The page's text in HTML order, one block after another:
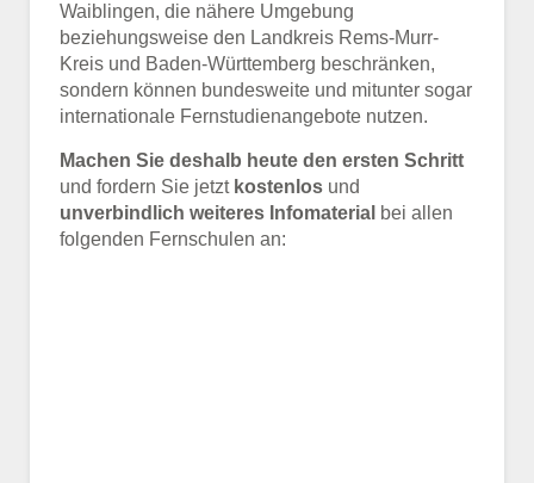
Waiblingen, die nähere Umgebung
beziehungsweise den Landkreis Rems-Murr-
Kreis und Baden-Württemberg beschränken,
sondern können bundesweite und mitunter sogar
internationale Fernstudienangebote nutzen.
Machen Sie deshalb heute den ersten Schritt
und fordern Sie jetzt kostenlos und
unverbindlich weiteres Infomaterial bei allen
folgenden Fernschulen an: